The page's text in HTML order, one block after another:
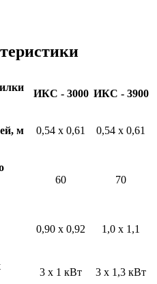
ИКС - 3000 ИКС - 3900
м 0,54 х 0,61 0,54 х 0,61
60 70
0,90 x 0,92 1,0 x 1,1
3 x 1 кВт 3 x 1,3 кВт